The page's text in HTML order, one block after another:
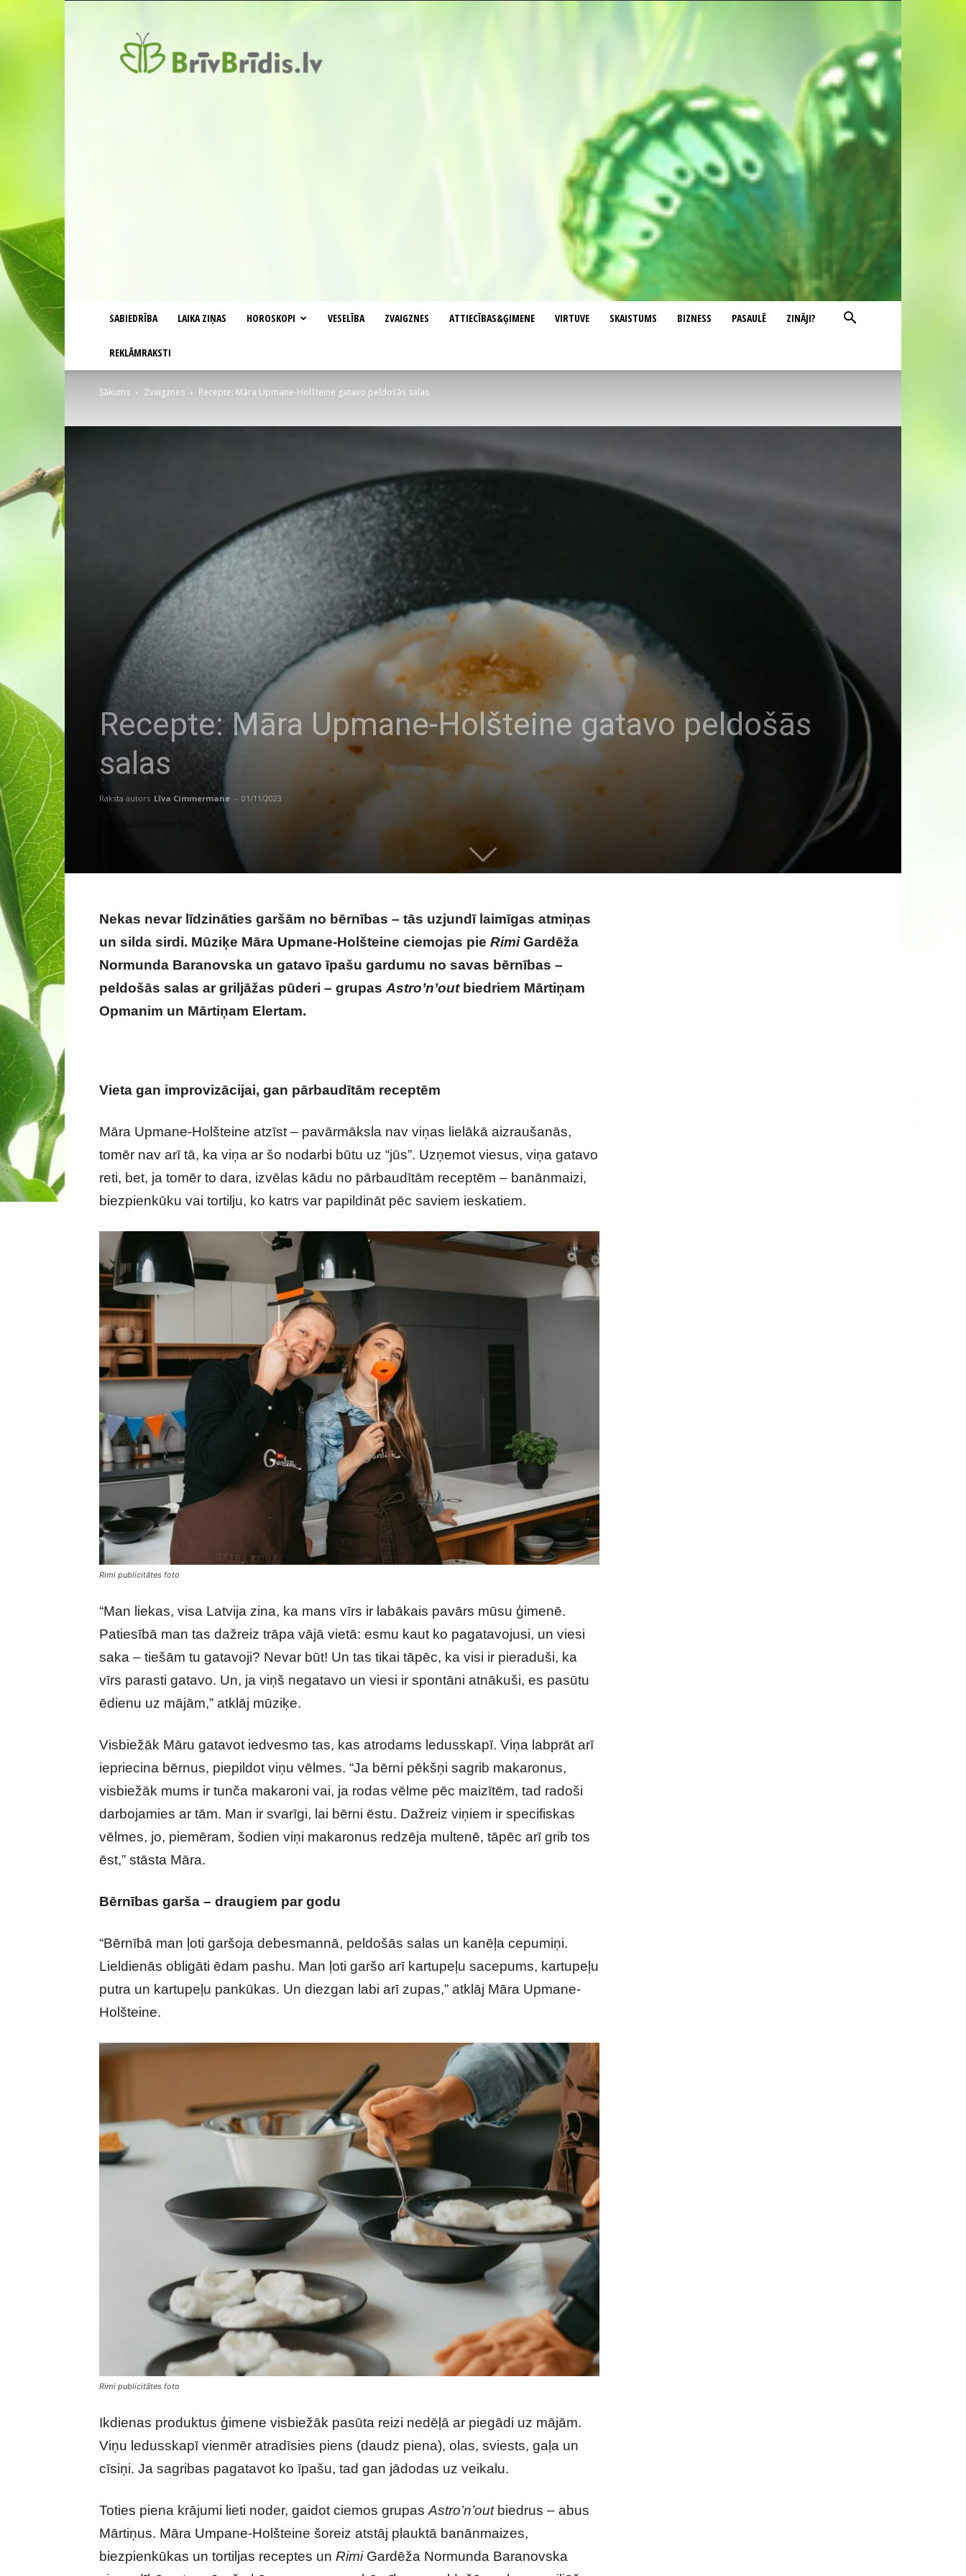
SABIEDRĪBA LAIKA ZIŅAS HOROSKOPI VESELĪBA ZVAIGZNES ATTIECĪBAS&ĢIMENE VIRTUVE SKAISTUMS BIZNESS PASAULĒ ZINĀJI?
REKLĀMRAKSTI
Sākums Zvaigznes Recepte: Māra Upmane-Holšteine gatavo peldošās salas
Recepte: Māra Upmane-Holšteine gatavo peldošās
salas
Raksta autors Līva Cimmermane - 01/11/2023
Nekas nevar līdzināties garšām no bērnības – tās uzjundī laimīgas atmiņas
un silda sirdi. Mūziķe Māra Upmane-Holšteine ciemojas pie RimiGardēža
Normunda Baranovska un gatavo īpašu gardumu no savas bērnības –
peldošās salas ar griljāžas pūderi – grupas Astro’n’out biedriem Mārtiņam
Opmanim un Mārtiņam Elertam.
Vieta gan improvizācijai, gan pārbaudītām receptēm
Māra Upmane-Holšteine atzīst – pavārmāksla nav viņas lielākā aizraušanās,
tomēr nav arī tā, ka viņa ar šo nodarbi būtu uz “jūs”. Uzņemot viesus, viņa gatavo
reti, bet, ja tomēr to dara, izvēlas kādu no pārbaudītām receptēm – banānmaizi,
biezpienkūku vai tortilju, ko katrs var papildināt pēc saviem ieskatiem.
Rimi publicitātes foto
“Man liekas, visa Latvija zina, ka mans vīrs ir labākais pavārs mūsu ģimenē.
Patiesībā man tas dažreiz trāpa vājā vietā: esmu kaut ko pagatavojusi, un viesi
saka – tiešām tu gatavoji? Nevar būt! Un tas tikai tāpēc, ka visi ir pieraduši, ka
vīrs parasti gatavo. Un, ja viņš negatavo un viesi ir spontāni atnākuši, es pasūtu
ēdienu uz mājām,” atklāj mūziķe.
Visbiežāk Māru gatavot iedvesmo tas, kas atrodams ledusskapī. Viņa labprāt arī
iepriecina bērnus, piepildot viņu vēlmes. “Ja bērni pēkšņi sagrib makaronus,
visbiežāk mums ir tunča makaroni vai, ja rodas vēlme pēc maizītēm, tad radoši
darbojamies ar tām. Man ir svarīgi, lai bērni ēstu. Dažreiz viņiem ir specifiskas
vēlmes, jo, piemēram, šodien viņi makaronus redzēja multenē, tāpēc arī grib tos
ēst,” stāsta Māra.
Bērnības garša – draugiem par godu
“Bērnībā man ļoti garšoja debesmannā, peldošās salas un kanēļa cepumiņi.
Lieldienās obligāti ēdam pashu. Man ļoti garšo arī kartupeļu sacepums, kartupeļu
putra un kartupeļu pankūkas. Un diezgan labi arī zupas,” atklāj Māra Upmane-
Holšteine.
Rimi publicitātes foto
Ikdienas produktus ģimene visbiežāk pasūta reizi nedēļā ar piegādi uz mājām.
Viņu ledusskapī vienmēr atradīsies piens (daudz piena), olas, sviests, gaļa un
cīsiņi. Ja sagribas pagatavot ko īpašu, tad gan jādodas uz veikalu.
Toties piena krājumi lieti noder, gaidot ciemos grupas Astro’n’out biedrus – abus
Mārtiņus. Māra Umpane-Holšteine šoreiz atstāj plauktā banānmaizes,
biezpienkūkas un tortiljas receptes un Rimi Gardēža Normunda Baranovska